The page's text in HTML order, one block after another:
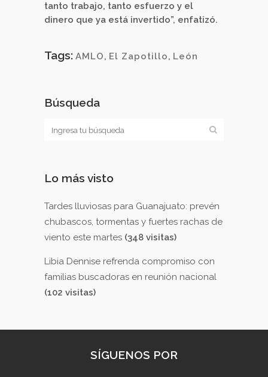
tanto trabajo, tanto esfuerzo y el
dinero que ya está invertido”, enfatizó.
Tags: AMLO, El Zapotillo, León
Búsqueda
Lo más visto
Tardes lluviosas para Guanajuato: prevén
chubascos, tormentas y fuertes rachas de
viento este martes (348 visitas)
Libia Dennise refrenda compromiso con
familias buscadoras en reunión nacional
(102 visitas)
SÍGUENOS POR